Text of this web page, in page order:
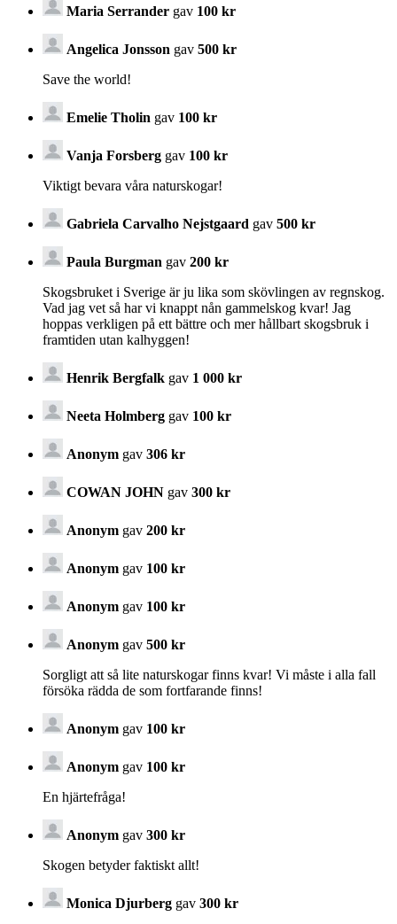
Maria Serrander gav 100 kr
Angelica Jonsson gav 500 kr
Save the world!
Emelie Tholin gav 100 kr
Vanja Forsberg gav 100 kr
Viktigt bevara våra naturskogar!
Gabriela Carvalho Nejstgaard gav 500 kr
Paula Burgman gav 200 kr
Skogsbruket i Sverige är ju lika som skövlingen av regnskog.
Vad jag vet så har vi knappt nån gammelskog kvar! Jag
hoppas verkligen på ett bättre och mer hållbart skogsbruk i
framtiden utan kalhyggen!
Henrik Bergfalk gav 1 000 kr
Neeta Holmberg gav 100 kr
Anonym gav 306 kr
COWAN JOHN gav 300 kr
Anonym gav 200 kr
Anonym gav 100 kr
Anonym gav 100 kr
Anonym gav 500 kr
Sorgligt att så lite naturskogar finns kvar! Vi måste i alla fall
försöka rädda de som fortfarande finns!
Anonym gav 100 kr
Anonym gav 100 kr
En hjärtefråga!
Anonym gav 300 kr
Skogen betyder faktiskt allt!
Monica Djurberg gav 300 kr